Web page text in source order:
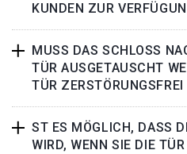
KUNDEN ZUR
MUSS DAS SCHLOSS
TÜR AUSGETAUSCHT
TÜR
ST ES MÖGLICH, DASS
WIRD, WENN SIE DIE